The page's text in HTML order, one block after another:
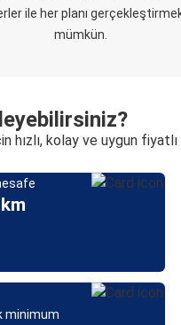
ile her planı
mümkün.
hızlı, kolay ve uygun
minimum